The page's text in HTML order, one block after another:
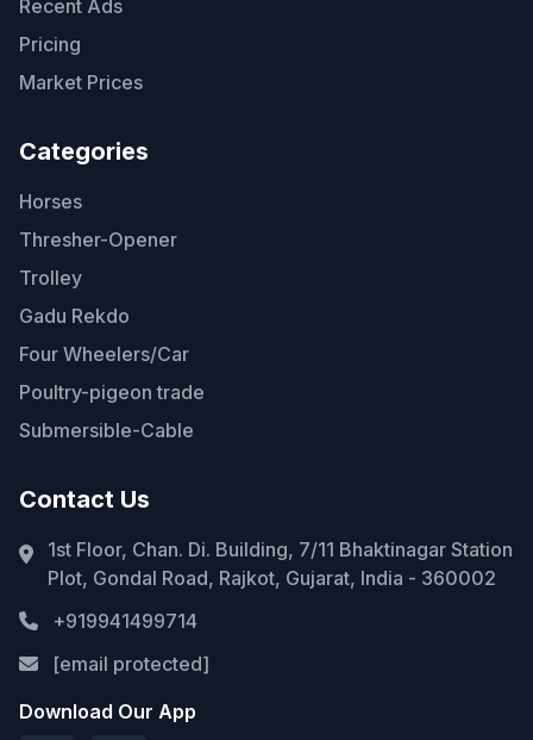
Recent Ads
Pricing
Market Prices
Categories
Horses
Thresher-Opener
Trolley
Gadu Rekdo
Four Wheelers/Car
Poultry-pigeon trade
Submersible-Cable
Contact Us
1st Floor, Chan. Di. Building, 7/11 Bhaktinagar Station
Plot, Gondal Road, Rajkot, Gujarat, India - 360002
+919941499714
[email protected]
Download Our App